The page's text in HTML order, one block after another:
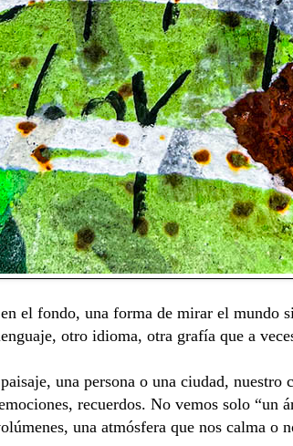
el fondo, una forma de mirar el mundo
otro idioma, otra grafía que a
una persona o una ciudad,
recuerdos. No vemos solo “un
una atmósfera que nos calma o